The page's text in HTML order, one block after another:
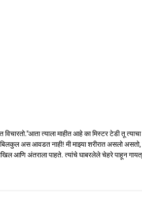
विचारतो."आता त्याला माहीत आहे का मिस्टर टेडी तू
अस आवडत नाही! मी माझ्या शरीरात असलो असतो,
आणि अंतराला पाहते. त्यांचे घाबरलेले चेहरे पाहून